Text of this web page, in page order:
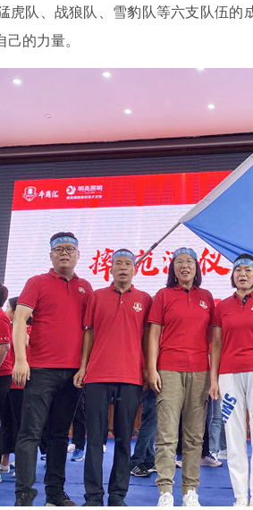
虎队、战狼队、雪豹队等六支队伍的
的力量。